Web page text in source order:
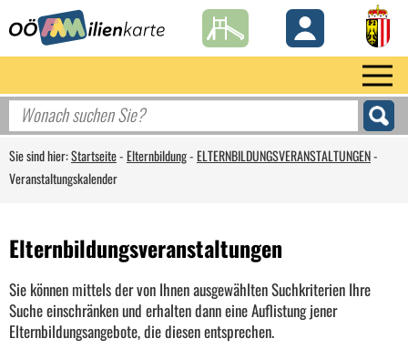
Sie sind hier:Startseite-Elternbildung-ELTERNBILDUNGSVERANSTALTUNGEN-
Veranstaltungskalender
Elternbildungsveranstaltungen
Sie können mittels der von Ihnen ausgewählten Suchkriterien Ihre
Suche einschränken und erhalten dann eine Auflistung jener
Elternbildungsangebote, die diesen entsprechen.